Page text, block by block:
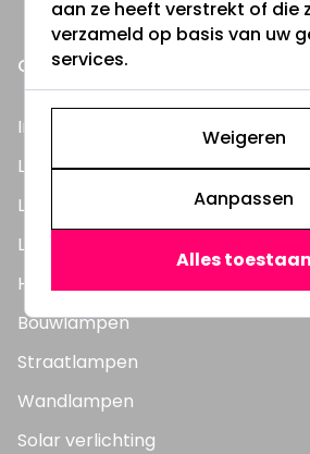
ONZE PRODUCTEN
Inbouwspots
LED Lampen
LED TL Buizen
LED Panelen
Highbay's / Ufo's
Bouwlampen
Straatlampen
Wandlampen
Solar verlichting
aan ze heeft verstrekt of die
verzameld op basis van uw
services.
Weigeren
Aanpassen
Alles toestaan